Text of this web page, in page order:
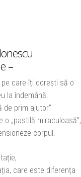
–
care îți dorești să o
la îndemână.
de prim ajutor”
„pastilă miraculoasă”,
corpul.
care este diferența